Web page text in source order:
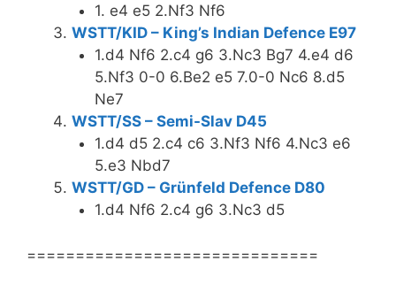
1. e4 e5 2.Nf3 Nf6
WSTT/KID – King’s Indian Defence E97
1.d4 Nf6 2.c4 g6 3.Nc3 Bg7 4.e4 d6
5.Nf3 0-0 6.Be2 e5 7.0-0 Nc6 8.d5
Ne7
WSTT/SS – Semi-Slav D45
1.d4 d5 2.c4 c6 3.Nf3 Nf6 4.Nc3 e6
5.e3 Nbd7
WSTT/GD – Grünfeld Defence D80
1.d4 Nf6 2.c4 g6 3.Nc3 d5
==============================